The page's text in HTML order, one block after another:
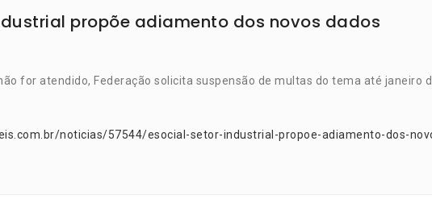
propõe adiamento dos novos dados
for atendido, Federação solicita suspensão de multas do tema até janeiro
noticias/57544/esocial-setor-industrial-propoe-adiamento-dos-